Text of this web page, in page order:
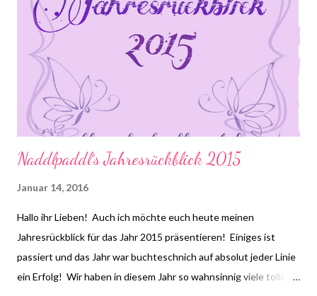
Naddlpaddl´s Jahresrückblick 2015
Januar 14, 2016
Hallo ihr Lieben! Auch ich möchte euch heute meinen
Jahresrückblick für das Jahr 2015 präsentieren! Einiges ist
passiert und das Jahr war buchteschnich auf absolut jeder Linie
ein Erfolg! Wir haben in diesem Jahr so wahnsinnig viele tolle